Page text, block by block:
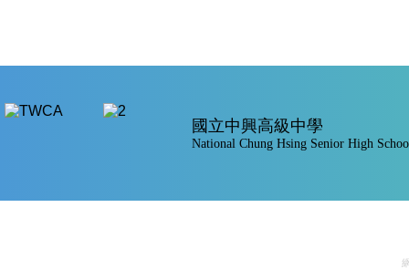
國立中興高級中學
National Chung Hsing Senior High